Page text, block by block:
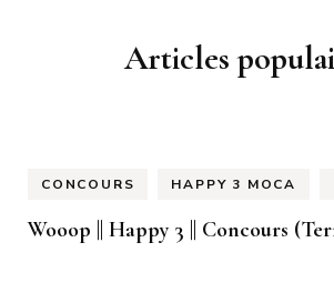
Articles
CONCOURS HAPPY 3 MOCA
Wooop || Happy 3 || Concours